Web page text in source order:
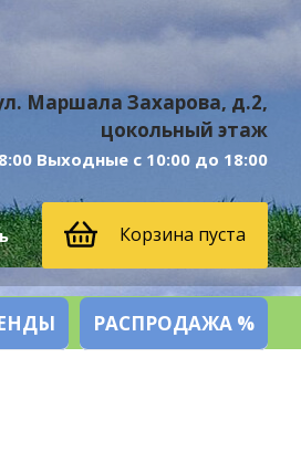
Маршала Захарова, д.2,
цокольный этаж
Выходные с 10:00 до 18:00
Корзина пуста
РАСПРОДАЖА %